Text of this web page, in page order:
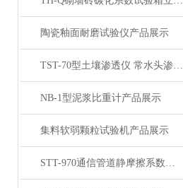
陶瓷釉面耐磨试验仪产品展示
TST-70型土壤渗透仪 常水头渗水仪产品展示
NB-1型泥浆比重计产品展示
集料软弱颗粒试验机产品展示
STT-970通信管道静摩擦系数测量仪产品展示